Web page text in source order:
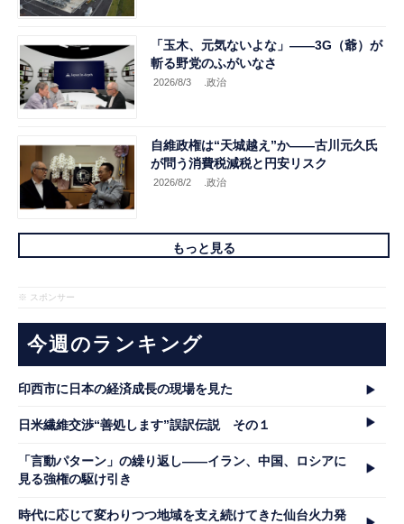
「玉木、元気ないよな」――3G（爺）が
斬る野党のふがいなさ
2026/8/3 .政治
自維政権は“天城越え”か――古川元久氏
が問う消費税減税と円安リスク
2026/8/2 .政治
もっと見る
※ スポンサー
今週のランキング
印西市に日本の経済成長の現場を見た
日米繊維交渉“善処します”誤訳伝説 その１
「言動パターン」の繰り返し――イラン、中国、ロシアに
見る強権の駆け引き
時代に応じて変わりつつ地域を支え続けてきた仙台火力発